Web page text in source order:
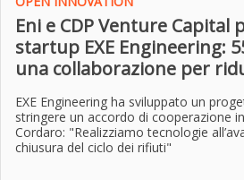
Eni e CDP Venture Capital
startup EXE Engineering:
una collaborazione per
EXE Engineering ha sviluppato un
stringere un accordo di cooperazione
Cordaro: "Realizziamo tecnologie
chiusura del ciclo dei rifiuti"